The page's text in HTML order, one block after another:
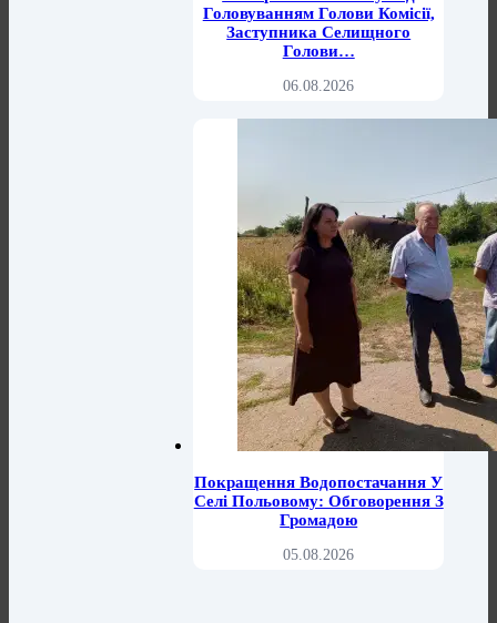
Головуванням Голови Комісії,
Заступника Селищного
Голови…
06.08.2026
Покращення Водопостачання У
Селі Польовому: Обговорення З
Громадою
05.08.2026